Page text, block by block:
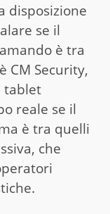
disposizione
se il
è tra
CM Security,
tablet
reale se il
è tra quelli
che